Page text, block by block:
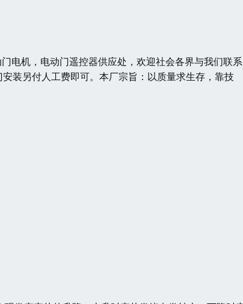
电机，电动门遥控器供应处，欢迎社会各界与我们联
装另付人工费即可。本厂宗旨：以质量求生存，靠技